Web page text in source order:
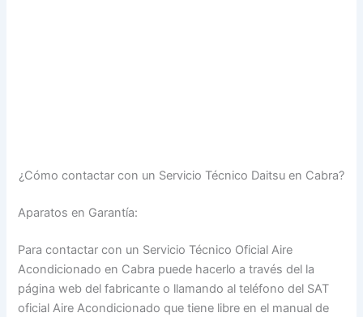
¿Cómo contactar con un Servicio Técnico Daitsu en Cabra?
Aparatos en Garantía:
Para contactar con un Servicio Técnico Oficial Aire
Acondicionado en Cabra puede hacerlo a través del la
página web del fabricante o llamando al teléfono del SAT
oficial Aire Acondicionado que tiene libre en el manual de